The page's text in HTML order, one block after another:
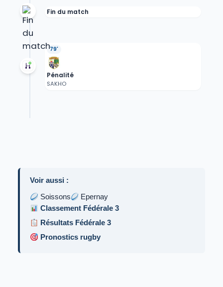
Fin du match
79'
Pénalité
SAKHO
Voir aussi :
Soissons
Epernay
Classement Fédérale 3
Résultats Fédérale 3
Pronostics rugby